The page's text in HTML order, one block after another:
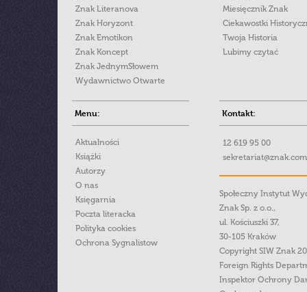
Znak Literanova
Znak Horyzont
Znak Emotikon
Znak Koncept
Znak JednymSłowem
Wydawnictwo Otwarte
Miesięcznik Znak
Ciekawostki
Twoja Historia
Lubimy czytać
Menu:
Aktualności
Książki
Autorzy
O nas
Księgarnia
Poczta literacka
Polityka cookies
Ochrona Sygnalistow
Kontakt:
12 619 95 00
Społeczny Instytut
Znak Sp. z o.o.,
ul. Kościuszki 37,
30-105 Kraków
Copyright SIW Znak
Foreign Rights
Inspektor Ochrony